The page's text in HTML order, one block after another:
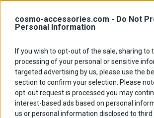
cosmo-accessories.com - Do Not
Personal Information
If you wish to opt-out of the sale, sharing to
processing of your personal or sensitive
targeted advertising by us, please use the
section to confirm your selection. Please
opt-out request is processed you may
interest-based ads based on personal
us or personal information disclosed to
Κάλυμμα Δοχείου Υγρών Φρένου
Βασική τιμή με ΦΠΑ: 15,00 €
Έκπτωση:
Ποσό ΦΠΑ:
Τιμή / Κιλά :